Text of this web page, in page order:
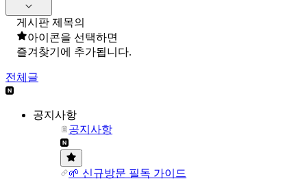
게시판 제목의
아이콘을 선택하면
즐겨찾기에 추가됩니다.
전체글
공지사항
공지사항
🌱 신규방문 필독 가이드